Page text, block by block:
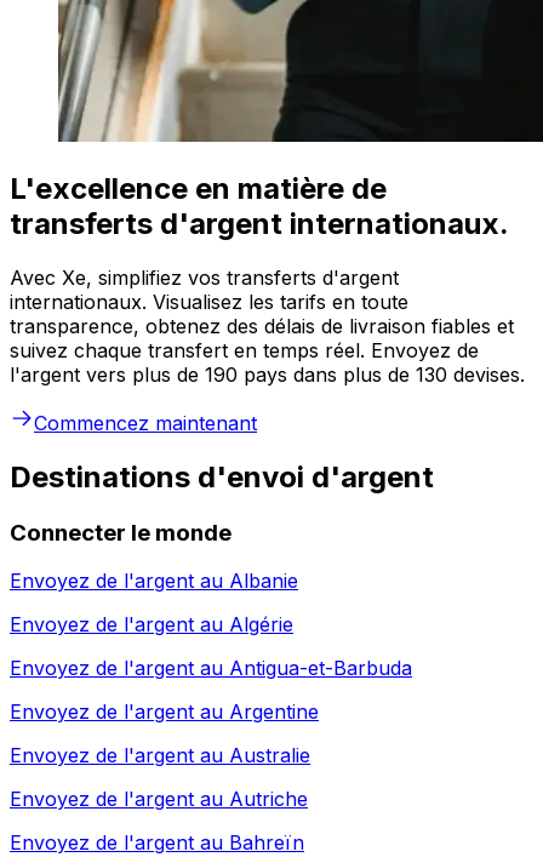
L'excellence en matière de
transferts d'argent internationaux.
Avec Xe, simplifiez vos transferts d'argent
internationaux. Visualisez les tarifs en toute
transparence, obtenez des délais de livraison fiables et
suivez chaque transfert en temps réel. Envoyez de
l'argent vers plus de 190 pays dans plus de 130 devises.
Commencez maintenant
Destinations d'envoi d'argent
Connecter le monde
Envoyez de l'argent au Albanie
Envoyez de l'argent au Algérie
Envoyez de l'argent au Antigua-et-Barbuda
Envoyez de l'argent au Argentine
Envoyez de l'argent au Australie
Envoyez de l'argent au Autriche
Envoyez de l'argent au Bahreïn